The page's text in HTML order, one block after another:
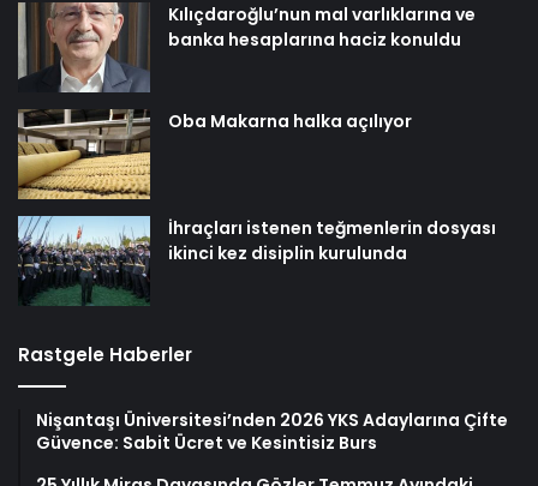
Kılıçdaroğlu’nun mal varlıklarına ve
banka hesaplarına haciz konuldu
Oba Makarna halka açılıyor
İhraçları istenen teğmenlerin dosyası
ikinci kez disiplin kurulunda
Rastgele Haberler
Nişantaşı Üniversitesi’nden 2026 YKS Adaylarına Çifte
Güvence: Sabit Ücret ve Kesintisiz Burs